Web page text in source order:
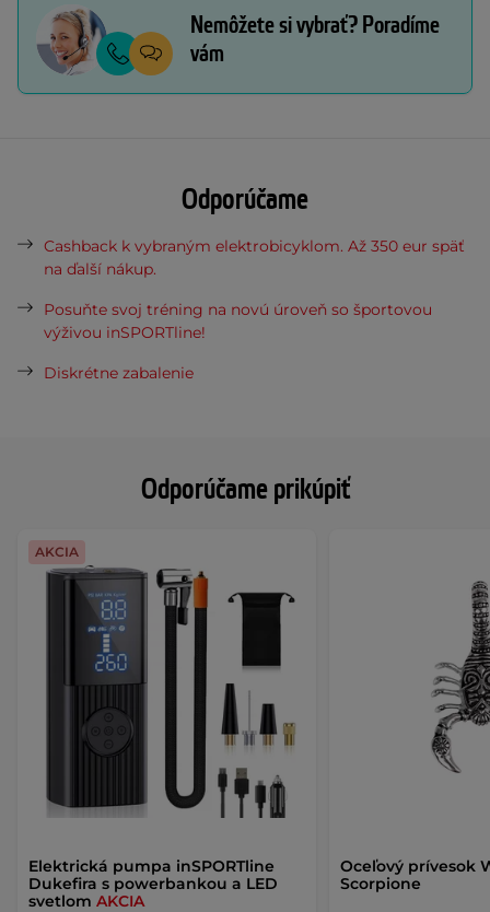
Odporúčame prikúpiť
Elektrická pumpa inSPORTline
Dukefira s powerbankou a LED
svetlom AKCIA
AKCIA
Oceľový prívesok
Scorpione
Nemôžete si vybrať? Poradíme
vám
Odporúčame
Cashback k vybraným elektrobicyklom. Až 350 eur späť
na ďalší nákup.
Posuňte svoj tréning na novú úroveň so športovou
výživou inSPORTline!
Diskrétne zabalenie